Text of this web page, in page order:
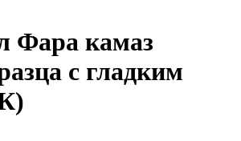
Фара камаз
с гладким